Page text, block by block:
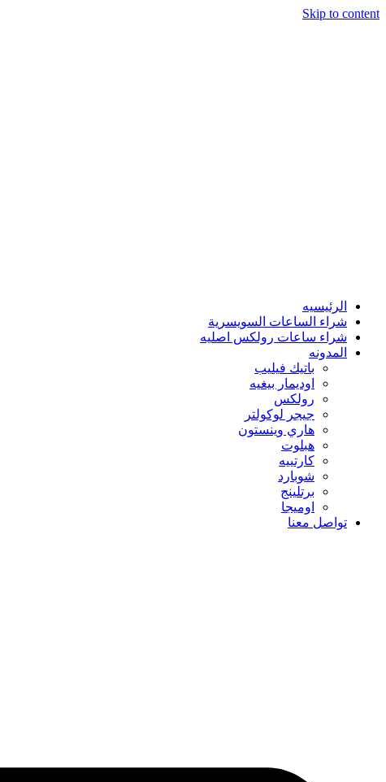
Skip to content
الرئيسيه
شراء الساعات السويسرية
شراء ساعات رولكس اصليه
المدونه
باتيك فيليب
اوديمار بيغيه
رولكس
جيجر لوكولتر
هاري وينستون
هبلوت
كارتييه
شوبارد
برتلينج
اوميجا
تواصل معنا